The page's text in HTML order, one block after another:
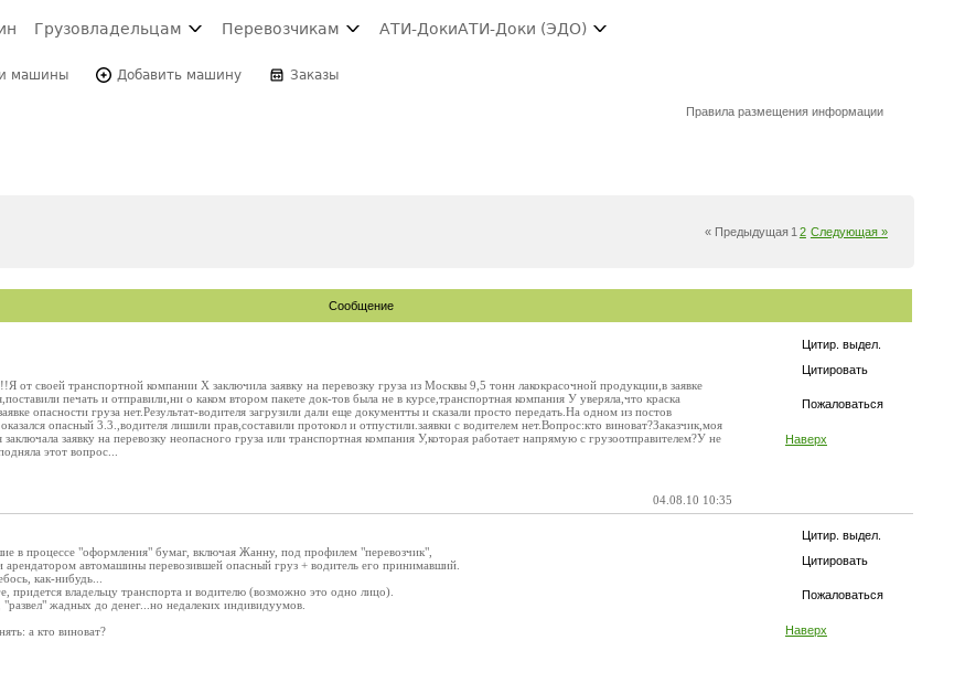
Грузовладельцам Перевозчикам АТИ-ДокиАТИ-Доки (ЭДО)
машины Добавить машину Заказы
Правила размещения информации
« Предыдущая 1 2 Следующая »
Сообщение
Цитир. выдел.
Цитировать
Пожаловаться
Наверх
от своей транспортной компании Х заключила заявку на перевозку груза из Москвы 9,5 тонн лакокрасочной продукции,в заявке
печать и отправили,ни о каком втором пакете док-тов была не в курсе,транспортная компания У уверяла,что краска
опасности груза нет.Результат-водителя загрузили дали еще документты и сказали просто передать.На одном из постов
опасный 3.3.,водителя лишили прав,составили протокол и отпустили.заявки с водителем нет.Вопрос:кто виноват?Заказчик,моя
заявку на перевозку неопасного груза или транспортная компания У,которая работает напрямую с грузоотправителем?У не
этот вопрос...
04.08.10 10:35
Цитир. выдел.
Цитировать
Пожаловаться
Наверх
в процессе "оформления" бумаг, включая Жанну, под профилем "перевозчик",
автомашины перевозившей опасный груз + водитель его принимавший.
как-нибудь...
придется владельцу транспорта и водителю (возможно это одно лицо).
"развел" жадных до денег...но недалеких индивидуумов.
а кто виноват?